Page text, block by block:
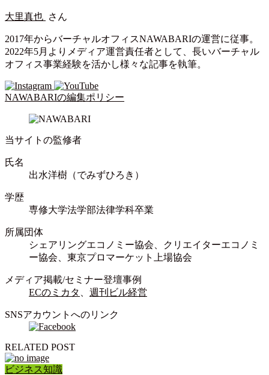
大里真也 さん
2017年からバーチャルオフィスNAWABARIの運営に従事。
2022年5月よりメディア運営責任者として、長いバーチャル
オフィス事業経験を活かし様々な記事を執筆。
NAWABARIの編集ポリシー
当サイトの監修者
氏名
出水洋樹（でみずひろき）
学歴
専修大学法学部法律学科卒業
所属団体
シェアリングエコノミー協会、クリエイターエコノミ
ー協会、東京プロマーケット上場協会
メディア掲載/セミナー登壇事例
ECのミカタ
週刊ビル経営
SNSアカウントへのリンク
RELATED POST
ビジネス知識